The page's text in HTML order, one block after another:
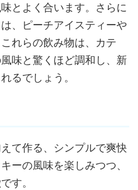
とよく合います。さらに
、ピーチアイスティーや
れらの飲み物は、カテ
味と驚くほど調和し、新
るでしょう。
て作る、シンプルで爽快
ーの風味を楽しみつつ、
す。